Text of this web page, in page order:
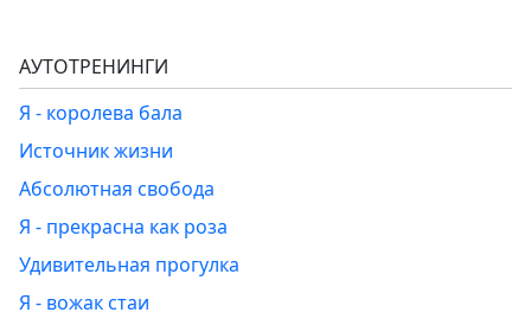
АУТОТРЕНИНГИ
Я - королева бала
Источник жизни
Абсолютная свобода
Я - прекрасна как роза
Удивительная прогулка
Я - вожак стаи